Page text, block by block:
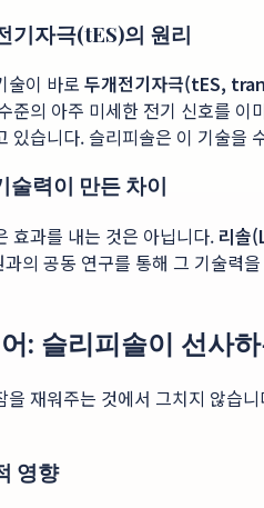
기자극(tES)의 원리
술이 바로 두개전기자극(tES,
준의 아주 미세한 전기 신호를
있습니다. 슬리피솔은 이 기술
술력이 만든 차이
효과를 내는 것은 아닙니다. 리솔
의 공동 연구를 통해 그 기술력
: 슬리피솔이 선사
재워주는 것에서 그치지 않습
영향